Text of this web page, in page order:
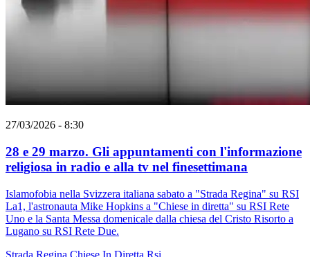
27/03/2026 - 8:30
28 e 29 marzo. Gli appuntamenti con l'informazione
religiosa in radio e alla tv nel finesettimana
Islamofobia nella Svizzera italiana sabato a "Strada Regina" su RSI
La1, l'astronauta Mike Hopkins a "Chiese in diretta" su RSI Rete
Uno e la Santa Messa domenicale dalla chiesa del Cristo Risorto a
Lugano su RSI Rete Due.
Strada Regina Chiese In Diretta Rsi